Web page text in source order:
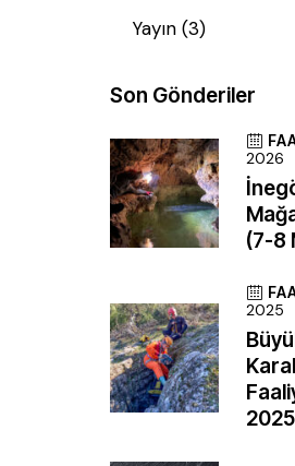
Yayın (3)
Son Gönderiler
2026
(7-8
2025